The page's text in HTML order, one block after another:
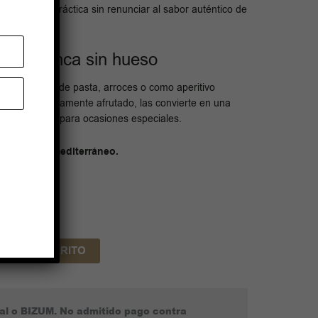
opción práctica sin renunciar al sabor auténtico de
Hojiblanca sin hueso
platos de pasta, arroces o como aperitivo
ligeramente afrutado, las convierte en una
y también para ocasiones especiales.
sabor mediterráneo.
AL CARRITO
o BIZUM. No admitido pago contra